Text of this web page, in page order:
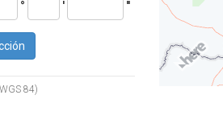
° ' ''
84)